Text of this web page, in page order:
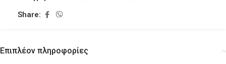
Share:
Επιπλέον πληροφορίες